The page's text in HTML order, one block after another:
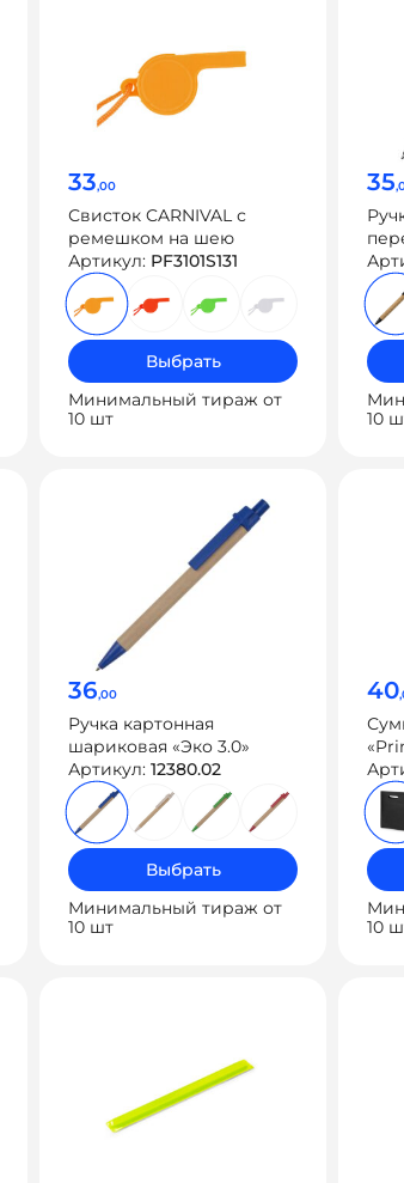
33,00
Свисток CARNIVAL с
ремешком на шею
Артикул: PF3101S131
Выбрать
Минимальный тираж от
10 шт
35
10
36,00
Ручка картонная
шариковая «Эко 3.0»
Артикул: 12380.02
Выбрать
Минимальный тираж от
10 шт
40
10